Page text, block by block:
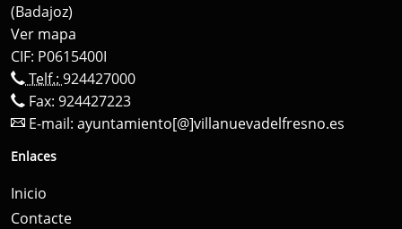
(Badajoz)
Ver mapa
CIF: P0615400I
Telf.: 924427000
Fax: 924427223
E-mail: ayuntamiento[@]villanuevadelfresno.es
Enlaces
Inicio
Contacte